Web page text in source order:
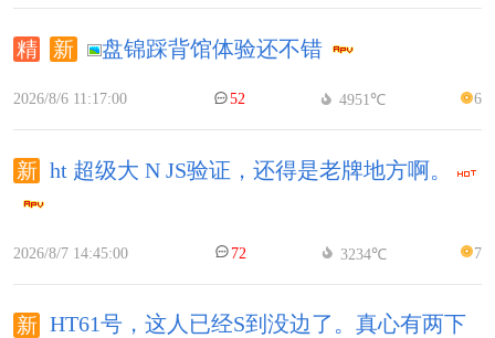
盘锦踩背馆体验还不错
2026/8/6 11:17:00 52 4951℃ 6
ht 超级大 N JS验证，还得是老牌地方啊。
2026/8/7 14:45:00 72 3234℃ 7
HT61号，这人已经S到没边了。真心有两下